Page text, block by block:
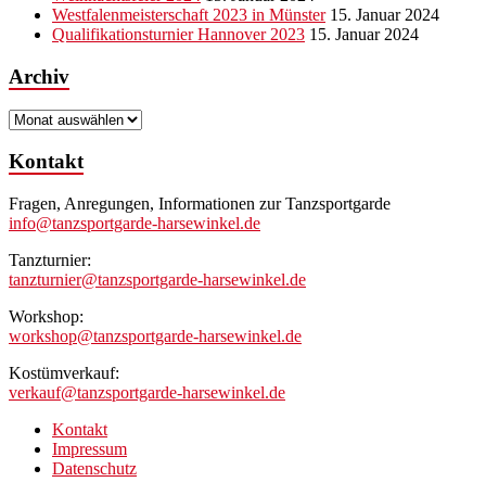
Westfalenmeisterschaft 2023 in Münster 15. Januar 2024
Qualifikationsturnier Hannover 2023 15. Januar 2024
Archiv
Archiv
Kontakt
Fragen, Anregungen, Informationen zur Tanzsportgarde
info@tanzsportgarde-harsewinkel.de
Tanzturnier:
tanzturnier@tanzsportgarde-harsewinkel.de
Workshop:
workshop@tanzsportgarde-harsewinkel.de
Kostümverkauf:
verkauf@tanzsportgarde-harsewinkel.de
Kontakt
Impressum
Datenschutz